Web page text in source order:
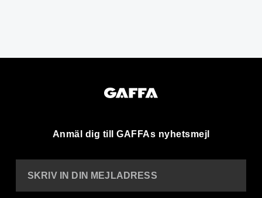
Anmäl dig till GAFFAs nyhetsmejl
SKRIV IN DIN MEJLADRESS